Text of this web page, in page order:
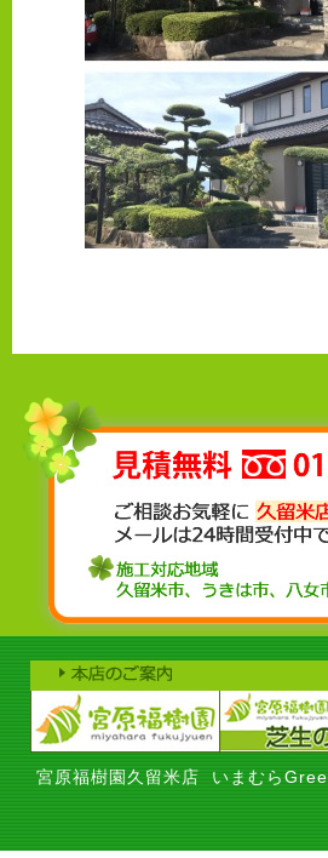
宮原福樹園久留米店 いまむら